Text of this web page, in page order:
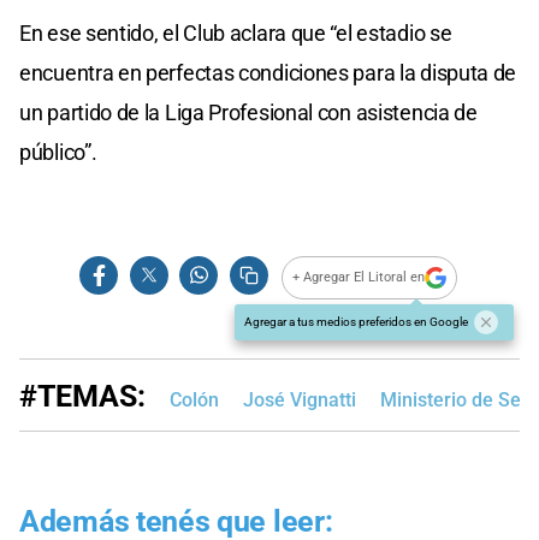
En ese sentido, el Club aclara que “el estadio se
encuentra en perfectas condiciones para la disputa de
un partido de la Liga Profesional con asistencia de
público”.
+ Agregar El Litoral en
Agregar a tus medios preferidos en Google
#TEMAS: Colón José Vignatti Ministerio de
Además tenés que leer: